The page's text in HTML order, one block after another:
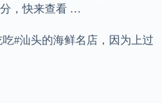
，快来查看 …
#汕头的海鲜名店，因为上过